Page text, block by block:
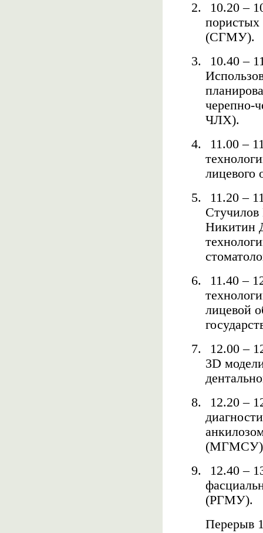
2.
10.20 –
пористых
(СГМУ).
3.
10.40 –
черепно-
ЧЛХ).
4.
11.00 –
5.
11.20 –
Никитин
6.
11.40 –
лицевой
7.
12.00 –
3D
8.
12.20 –
9.
12.40 –
(РГМУ).
Перерыв